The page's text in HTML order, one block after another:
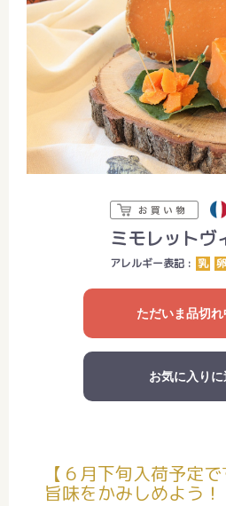
ミモレットヴ
アレルギー表記 : 乳 卵
ただいま品切
お気に入りに
【６月下旬入荷予定
旨味をかみしめよう！